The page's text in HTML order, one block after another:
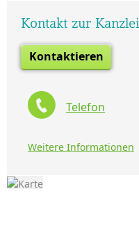
Kontakt zur Kanzlei
Kontaktieren
Telefon
Weitere Informationen